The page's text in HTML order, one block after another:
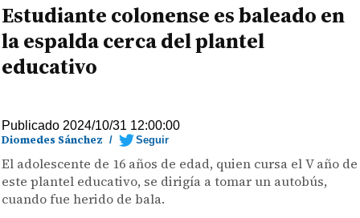
Estudiante colonense es baleado en
la espalda cerca del plantel
educativo
Publicado 2024/10/31 12:00:00
Diomedes Sánchez / Seguir
El adolescente de 16 años de edad, quien cursa el V año de
este plantel educativo, se dirigía a tomar un autobús,
cuando fue herido de bala.